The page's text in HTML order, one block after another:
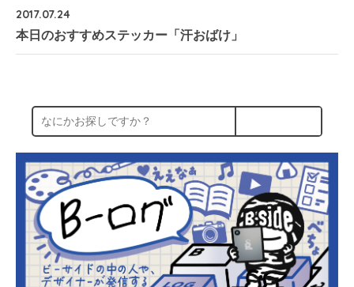
2017.07.24
本日のおすすめステッカー「汗おばけ」